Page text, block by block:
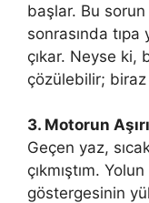
başlar. Bu
sonrasında tıpa
çıkar. Neyse ki,
çözülebilir;
3. Motorun
Geçen yaz,
çıkmıştım.
göstergesinin